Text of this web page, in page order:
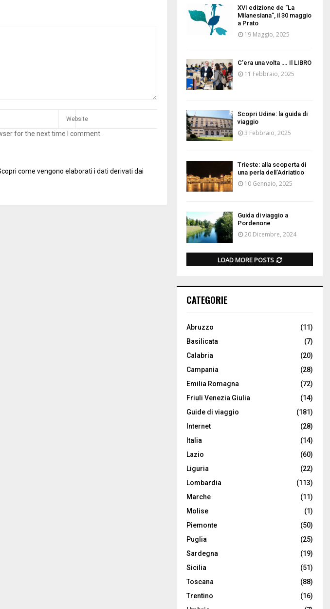
for the next time I comment.
come vengono elaborati i dati derivati dai
XVI edizione de “La
Milanesiana”, il 30 maggio
a Prato
19 Maggio, 2025
C’era una volta …. Il LIBRO
11 Febbraio, 2025
Scopri Udine: la guida di
viaggio
3 Febbraio, 2025
Trieste: alla scoperta di
una perla dell’Adriatico
10 Gennaio, 2025
Guida di viaggio a
Pordenone
20 Dicembre, 2024
LOAD MORE POSTS
CATEGORIE
Abruzzo
(11)
Basilicata
(7)
Calabria
(20)
Campania
(28)
Emilia Romagna
(72)
Friuli Venezia Giulia
(14)
Guide di viaggio
(181)
Internet
(28)
Italia
(14)
Lazio
(60)
Liguria
(22)
Lombardia
(113)
Marche
(11)
Molise
(1)
Piemonte
(50)
Puglia
(25)
Sardegna
(19)
Sicilia
(51)
Toscana
(88)
Trentino
(16)